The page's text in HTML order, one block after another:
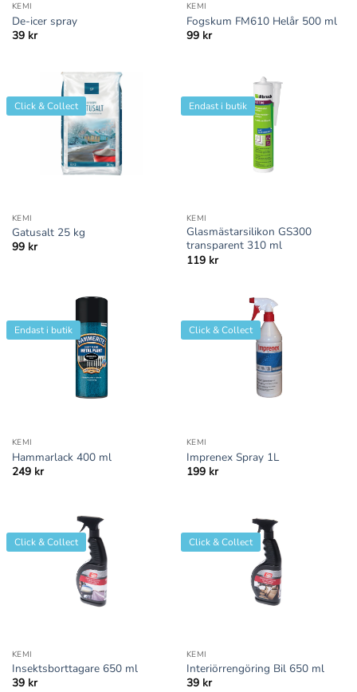
KEMI
De-icer spray
39 kr
KEMI
Fogskum FM610 Helår 500 ml
99 kr
Click & Collect
KEMI
Gatusalt 25 kg
99 kr
Endast i butik
KEMI
Glasmästarsilikon GS300
transparent 310 ml
119 kr
Endast i butik
KEMI
Hammarlack 400 ml
249 kr
Click & Collect
KEMI
Imprenex Spray 1L
199 kr
Click & Collect
KEMI
Insektsborttagare 650 ml
39 kr
Click & Collect
KEMI
Interiörrengöring Bil 650 ml
39 kr